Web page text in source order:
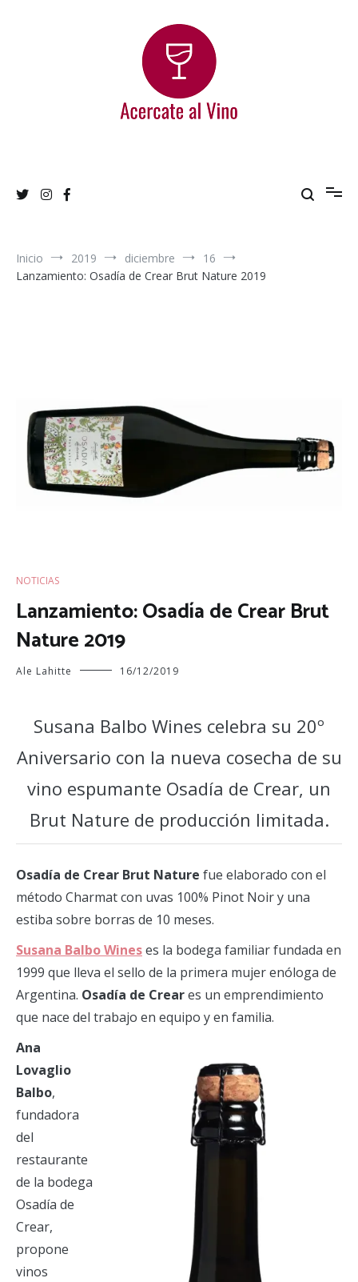
Inicio 2019 diciembre
16
Lanzamiento: Osadía de Crear Brut Nature 2019
NOTICIAS
Lanzamiento: Osadía de Crear Brut
Nature 2019
Ale Lahitte 16/12/2019
Susana Balbo Wines celebra su 20º
Aniversario con la nueva cosecha de su
vino espumante Osadía de Crear, un
Brut Nature de producción limitada.
Osadía de Crear Brut Nature fue elaborado con el
método Charmat con uvas 100% Pinot Noir y una
estiba sobre borras de 10 meses.
Susana Balbo Wineses la bodega familiar fundada en
1999 que lleva el sello de la primera mujer enóloga de
Argentina. Osadía de Creares un emprendimiento
que nace del trabajo en equipo y en familia.
Ana
Lovaglio
Balbo,
fundadora
del
restaurante
de la bodega
Osadía de
Crear,
propone
vinos